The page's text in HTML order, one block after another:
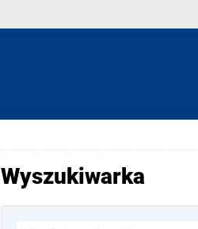
Wyszukiwarka